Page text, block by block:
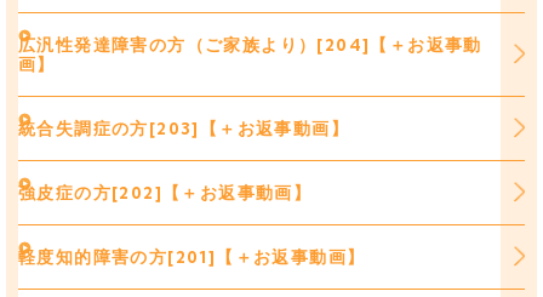
広汎性発達障害の方（ご家族より）[204]【＋お返事動
画】
統合失調症の方[203]【＋お返事動画】
強皮症の方[202]【＋お返事動画】
軽度知的障害の方[201]【＋お返事動画】